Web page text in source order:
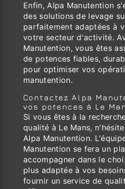
Enfin, Alpa Manutention
des solutions de levage
parfaitement adaptées à
votre secteur d'activité.
Manutention, vous êtes
de potences fiables,
pour optimiser vos
manutention.
Contactez Alpa
vos potences à Le
Si vous êtes à la
qualité à Le Mans,
Alpa Manutention.
Manutention se fera un
accompagner dans le
plus adaptée à vos
fournir un service de